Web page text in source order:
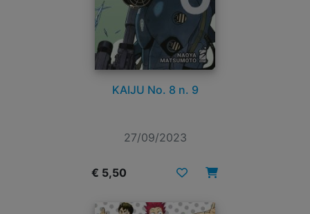
KAIJU No. 8 n. 9
27/09/2023
€ 5,50